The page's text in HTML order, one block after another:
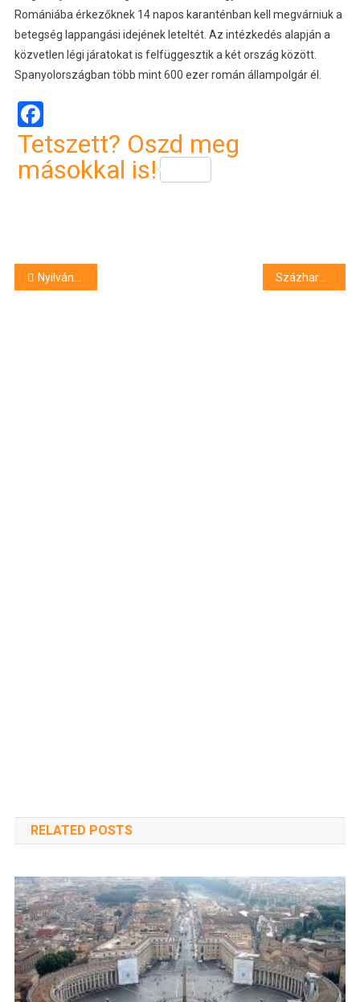
Romániába érkezőknek 14 napos karanténban kell megvárniuk a
betegség lappangási idejének leteltét. Az intézkedés alapján a
közvetlen légi járatokat is felfüggesztik a két ország között.
Spanyolországban több mint 600 ezer román állampolgár él.
Facebook
Tetszett? Oszd meg
másokkal is!
Bejegyzés
Nyilvánosságra hozta a főpolgármester az idősotthonok vezetőinek adott utasításokat
RELATED POSTS